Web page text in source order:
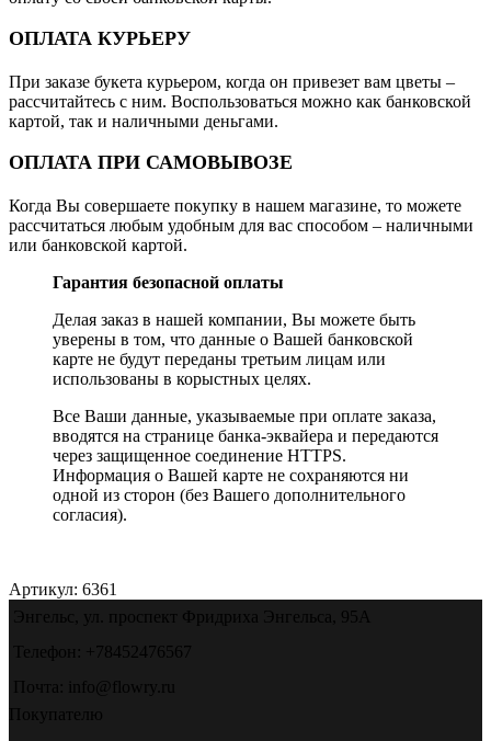
ОПЛАТА КУРЬЕРУ
При заказе букета курьером, когда он привезет вам цветы –
рассчитайтесь с ним. Воспользоваться можно как банковской
картой, так и наличными деньгами.
ОПЛАТА ПРИ САМОВЫВОЗЕ
Когда Вы совершаете покупку в нашем магазине, то можете
рассчитаться любым удобным для вас способом – наличными
или банковской картой.
Гарантия безопасной оплаты
Делая заказ в нашей компании, Вы можете быть
уверены в том, что данные о Вашей банковской
карте не будут переданы третьим лицам или
использованы в корыстных целях.
Все Ваши данные, указываемые при оплате заказа,
вводятся на странице банка-эквайера и передаются
через защищенное соединение HTTPS.
Информация о Вашей карте не сохраняются ни
одной из сторон (без Вашего дополнительного
согласия).
Артикул: 6361
Энгельс, ул. проспект Фридриха Энгельса, 95А
Телефон: +78452476567
Почта: info@flowry.ru
Покупателю